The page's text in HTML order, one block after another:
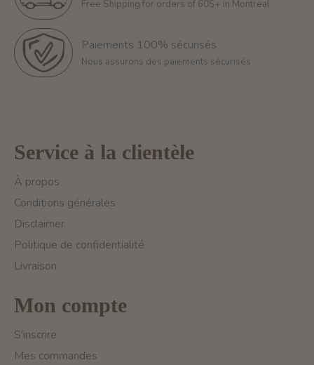
Free Shipping for orders of 60$+ in Montreal
Paiements 100% sécurisés
Nous assurons des paiements sécurisés
Service à la clientèle
À propos
Conditions générales
Disclaimer
Politique de confidentialité
Livraison
Mon compte
S'inscrire
Mes commandes